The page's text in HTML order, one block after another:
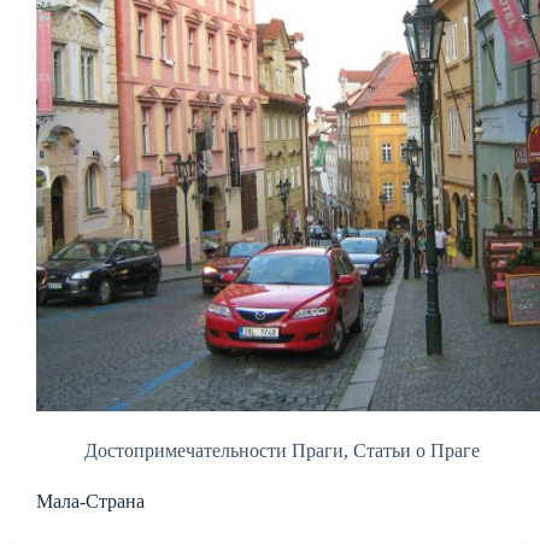
Достопримечательности Праги, Статьи о Праге
Мала-Страна